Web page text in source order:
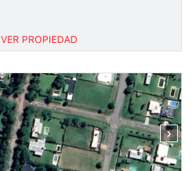
VER PROPIEDAD
›